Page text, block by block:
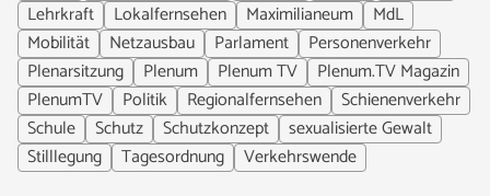
Lehrkraft
Lokalfernsehen Maximilianeum
MdL
Mobilität
Netzausbau Parlament
Personenverkehr
Plenarsitzung
Plenum Plenum TV
Plenum.TV Magazin
PlenumTV
Politik Regionalfernsehen
Schienenverkehr
Schule
Schutz Schutzkonzept
sexualisierte Gewalt
Stilllegung
Tagesordnung Verkehrswende